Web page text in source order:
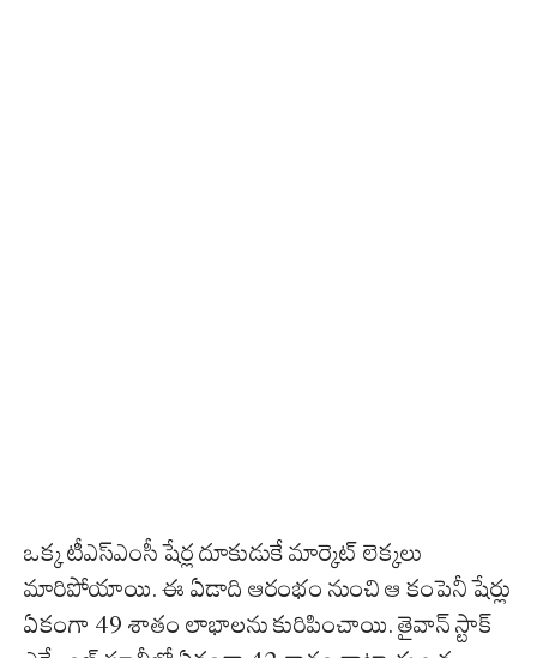
ఒక్క టీఎస్‌ఎంసీ షేర్ల దూకుడుకే మార్కెట్ లెక్కలు
మారిపోయాయి. ఈ ఏడాది ఆరంభం నుంచి ఆ కంపెనీ షేర్లు
ఏకంగా 49 శాతం లాభాలను కురిపించాయి. తైవాన్ స్టాక్